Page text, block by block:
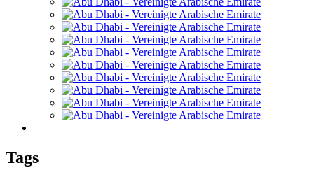
Tags